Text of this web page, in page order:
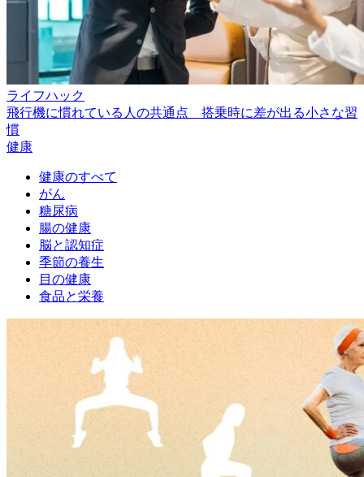
ライフハック
飛行機に慣れている人の共通点 搭乗時に差が出る小さな習
慣
健康
健康のすべて
がん
糖尿病
腸の健康
脳と認知症
季節の養生
目の健康
食品と栄養